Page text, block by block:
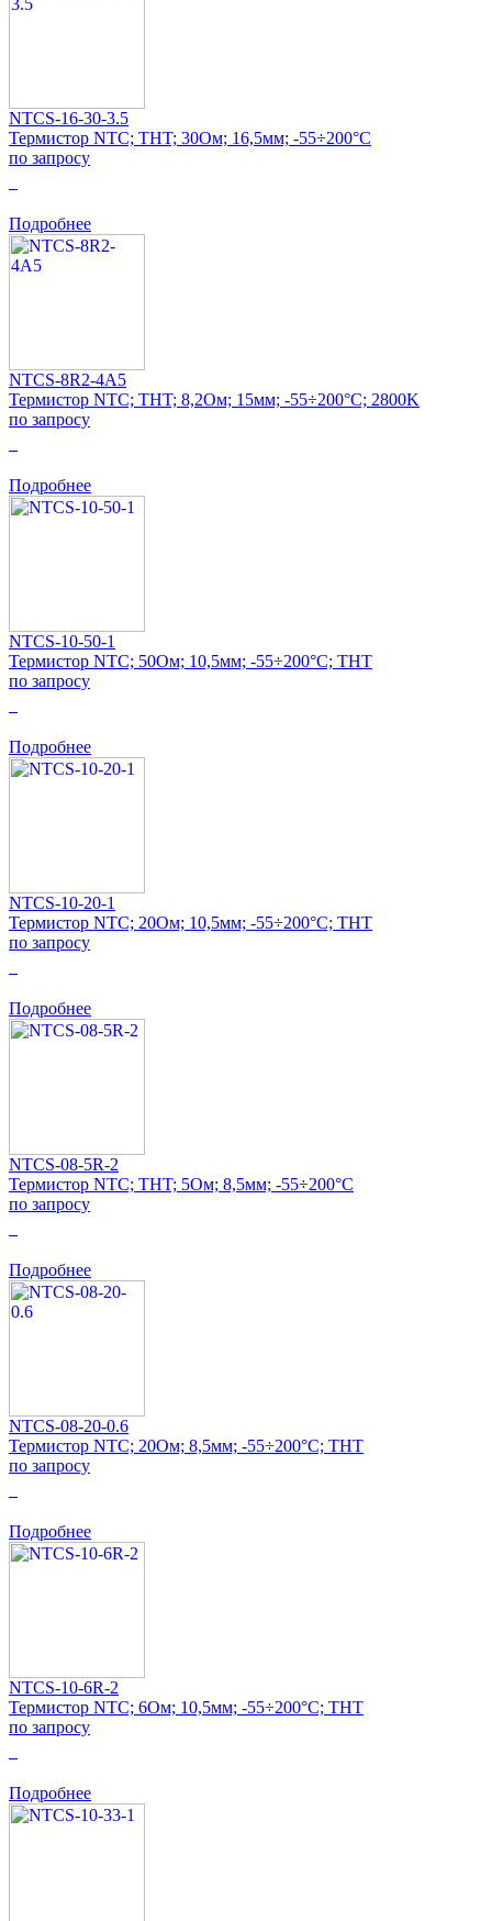
NTCS-16-30-3.5
Термистор NTC; THT; 30Ом; 16,5мм; -55÷200°C
по запросу
Подробнее
NTCS-8R2-4A5
Термистор NTC; THT; 8,2Ом; 15мм; -55÷200°C; 2800K
по запросу
Подробнее
NTCS-10-50-1
Термистор NTC; 50Ом; 10,5мм; -55÷200°C; THT
по запросу
Подробнее
NTCS-10-20-1
Термистор NTC; 20Ом; 10,5мм; -55÷200°C; THT
по запросу
Подробнее
NTCS-08-5R-2
Термистор NTC; THT; 5Ом; 8,5мм; -55÷200°C
по запросу
Подробнее
NTCS-08-20-0.6
Термистор NTC; 20Ом; 8,5мм; -55÷200°C; THT
по запросу
Подробнее
NTCS-10-6R-2
Термистор NTC; 6Ом; 10,5мм; -55÷200°C; THT
по запросу
Подробнее